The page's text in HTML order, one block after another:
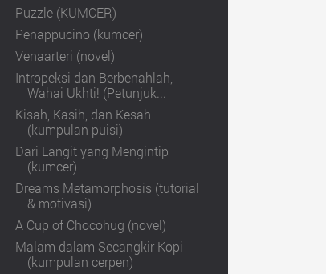
Puzzle (KUMCER)
Penappucino (kumcer)
Venaarteri (novel)
Intropeksi dan Berbenahlah,
Wahai Ukhti! (Petunjuk...
Kisah, Kasih, dan Kesah
(kumpulan puisi)
Dari Langit yang Mengintip
(kumcer)
Dreams Metamorphosis (tutorial
& motivasi)
A Cup of Chocohug (novel)
Malam dalam Secangkir Kopi
(kumpulan cerpen)